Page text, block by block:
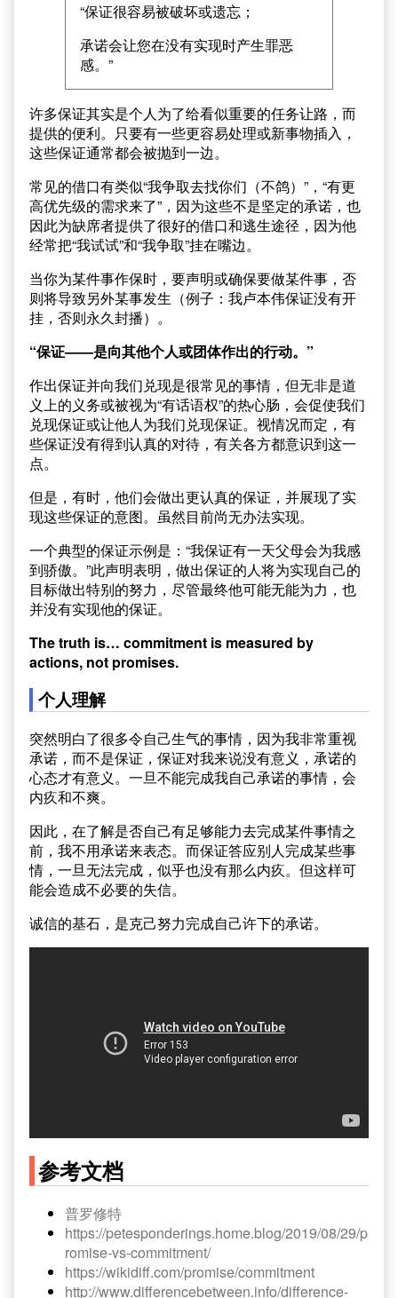
“保证很容易被破坏或遗忘；
承诺会让您在没有实现时产生罪恶
感。”
许多保证其实是个人为了给看似重要的任务让路，而
提供的便利。只要有一些更容易处理或新事物插入，
这些保证通常都会被抛到一边。
常见的借口有类似“我争取去找你们（不鸽）”，“有更
高优先级的需求来了”，因为这些不是坚定的承诺，也
因此为缺席者提供了很好的借口和逃生途径，因为他
经常把“我试试”和“我争取”挂在嘴边。
当你为某件事作保时，要声明或确保要做某件事，否
则将导致另外某事发生（例子：我卢本伟保证没有开
挂，否则永久封播）。
“保证——是向其他个人或团体作出的行动。”
作出保证并向我们兑现是很常见的事情，但无非是道
义上的义务或被视为“有话语权”的热心肠，会促使我们
兑现保证或让他人为我们兑现保证。视情况而定，有
些保证没有得到认真的对待，有关各方都意识到这一
点。
但是，有时，他们会做出更认真的保证，并展现了实
现这些保证的意图。虽然目前尚无办法实现。
一个典型的保证示例是：“我保证有一天父母会为我感
到骄傲。”此声明表明，做出保证的人将为实现自己的
目标做出特别的努力，尽管最终他可能无能为力，也
并没有实现他的保证。
The truth is… commitment is measured by
actions, not promises.
个人理解
突然明白了很多令自己生气的事情，因为我非常重视
承诺，而不是保证，保证对我来说没有意义，承诺的
心态才有意义。一旦不能完成我自己承诺的事情，会
内疚和不爽。
因此，在了解是否自己有足够能力去完成某件事情之
前，我不用承诺来表态。而保证答应别人完成某些事
情，一旦无法完成，似乎也没有那么内疚。但这样可
能会造成不必要的失信。
诚信的基石，是克己努力完成自己许下的承诺。
参考文档
普罗修特
https://petesponderings.home.blog/2019/08/29/p
romise-vs-commitment/
https://wikidiff.com/promise/commitment
http://www.differencebetween.info/difference-